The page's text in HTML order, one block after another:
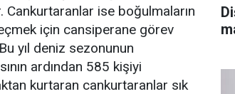
Cankurtaranlar ise boğulmaların
için cansiperane görev
yıl deniz sezonunun
ardından 585 kişiyi
kurtaran cankurtaranlar sık